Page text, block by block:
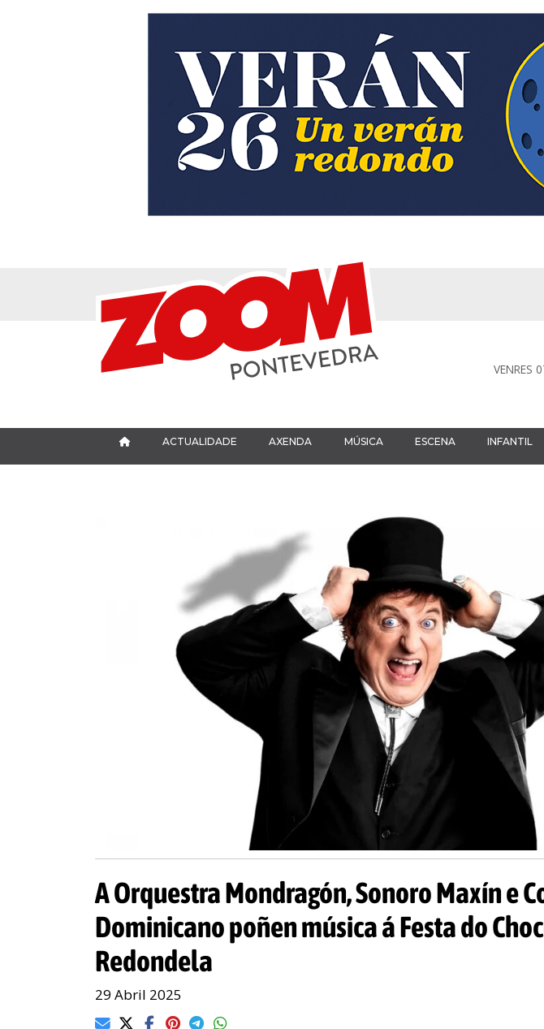
VENRES
ACTUALIDADE AXENDA MÚSICA ESCENA INFANTIL
A Orquestra Mondragón, Sonoro Maxín e
Dominicano poñen música á Festa do
Redondela
29 Abril 2025